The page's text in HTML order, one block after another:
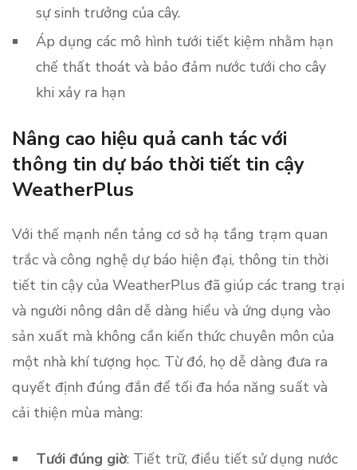
sự sinh trưởng của cây.
Áp dụng các mô hình tưới tiết kiệm nhằm hạn
chế thất thoát và bảo đảm nước tưới cho cây
khi xảy ra hạn
Nâng cao hiệu quả canh tác với
thông tin dự báo thời tiết tin cậy
WeatherPlus
Với thế mạnh nền tảng cơ sở hạ tầng trạm quan
trắc và công nghệ dự báo hiện đại, thông tin thời
tiết tin cậy của WeatherPlus đã giúp các trang trại
và người nông dân dễ dàng hiểu và ứng dụng vào
sản xuất mà không cần kiến thức chuyên môn của
một nhà khí tượng học. Từ đó, họ dễ dàng đưa ra
quyết định đúng đắn để tối đa hóa năng suất và
cải thiện mùa màng:
Tưới đúng giờ: Tiết trữ, điều tiết sử dụng nước